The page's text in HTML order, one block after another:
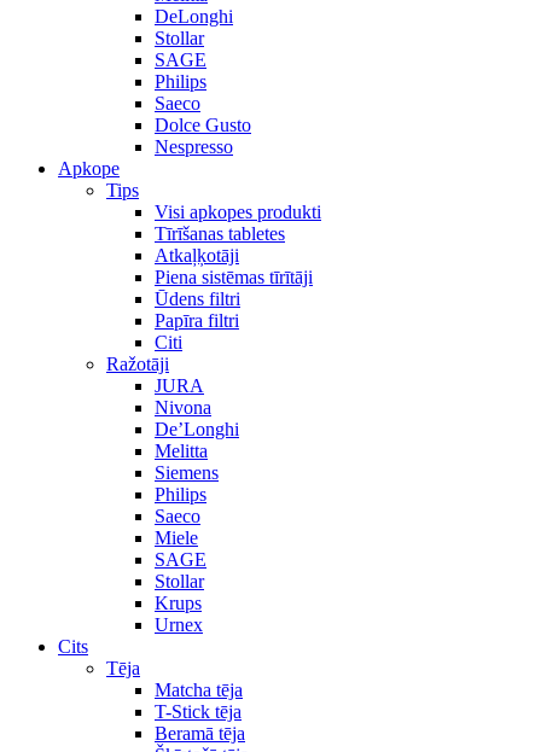
DeLonghi
Stollar
SAGE
Philips
Saeco
Dolce Gusto
Nespresso
Apkope
Tips
Visi apkopes produkti
Tīrīšanas tabletes
Atkaļķotāji
Piena sistēmas tīrītāji
Ūdens filtri
Papīra filtri
Citi
Ražotāji
JURA
Nivona
De’Longhi
Melitta
Siemens
Philips
Saeco
Miele
SAGE
Stollar
Krups
Urnex
Cits
Tēja
Matcha tēja
T-Stick tēja
Beramā tēja